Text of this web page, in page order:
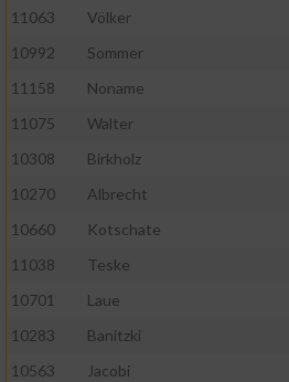
11063
Völker
10992
Sommer
11158
Noname
11075
Walter
10308
Birkholz
10270
Albrecht
10660
Kotschate
11038
Teske
10701
Laue
10283
Banitzki
10563
Jacobi